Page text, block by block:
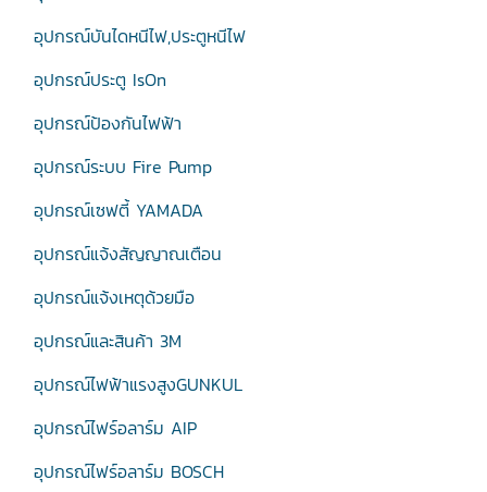
อุปกรณ์บันไดหนีไฟ,ประตูหนีไฟ
อุปกรณ์ประตู IsOn
อุปกรณ์ป้องกันไฟฟ้า
อุปกรณ์ระบบ Fire Pump
อุปกรณ์เซฟตี้ YAMADA
อุปกรณ์แจ้งสัญญาณเตือน
อุปกรณ์แจ้งเหตุด้วยมือ
อุปกรณ์และสินค้า 3M
อุปกรณ์ไฟฟ้าแรงสูงGUNKUL
อุปกรณ์ไฟร์อลาร์ม AIP
อุปกรณ์ไฟร์อลาร์ม BOSCH